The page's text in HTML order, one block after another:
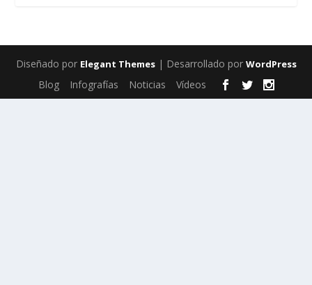
Diseñado por Elegant Themes| Desarrollado por WordPress
Blog Infografías Noticias Vídeos